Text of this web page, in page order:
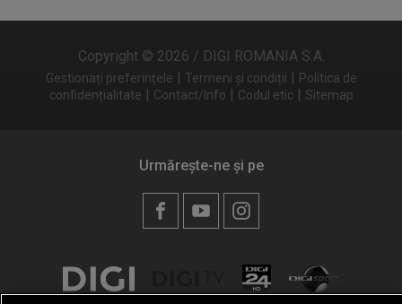
Copyright © 2026 / DIGI ROMANIA S.A.
Gestionați preferințele | Termeni și condiții | Politica de
confidențialitate | Contact/Info | Codul etic | Sitemap
Urmărește-ne și pe